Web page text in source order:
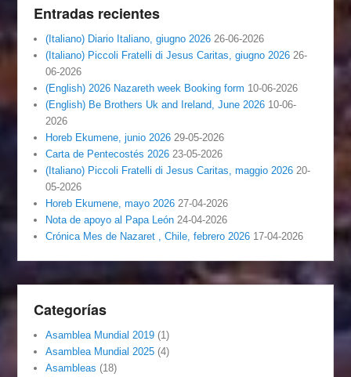
Entradas recientes
(Italiano) Diario Italiano, giugno 2026 26-06-2026
(Italiano) Piccoli Fratelli di Jesus Caritas, giugno 2026 26-
06-2026
(English) 2026 Nazareth week Booking form 10-06-2026
(English) Be Brothers Uk and Ireland, June 2026 10-06-
2026
Horeb Ekumene, junio 2026 29-05-2026
Carta de Pentecostés 2026 23-05-2026
(Italiano) Piccoli Fratelli di Jesus Caritas, maggio 2026 20-
05-2026
Horeb Ekumene, mayo 2026 27-04-2026
Nota de apoyo al Papa León 24-04-2026
Crónica Mes de Nazaret , Chile, febrero 2026 17-04-2026
Categorías
Asamblea Mundial 2019 (1)
Asamblea Mundial 2025 (4)
Asambleas (18)